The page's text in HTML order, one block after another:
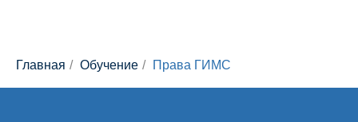
Главная / Обучение / Права ГИМС